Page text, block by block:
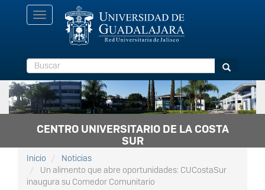
Toggle
navigation
Buscar Buscar
CENTRO UNIVERSITARIO DE LA COSTA
SUR
Inicio
Noticias
Un alimento que abre oportunidades: CUCostaSur
inaugura su Comedor Comunitario